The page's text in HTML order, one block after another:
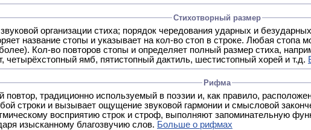
Стихотворный размер
организации стиха; порядок чередования ударных и
название стопы и указывает на кол-во стоп в строке. Любая стопа
Кол-во повторов стопы и определяет полный размер стиха,
четырёхстопный ямб, пятистопный дактиль, шестистопный хорей и т.д.
Рифма
- это звуковой повтор, традиционно используемый в поэзии и, как правило,
строки и вызывает ощущение звуковой гармонии и смысловой
восприятию строк и строф, выполняют запоминательную
изысканному благозвучию слов. Больше о рифмах